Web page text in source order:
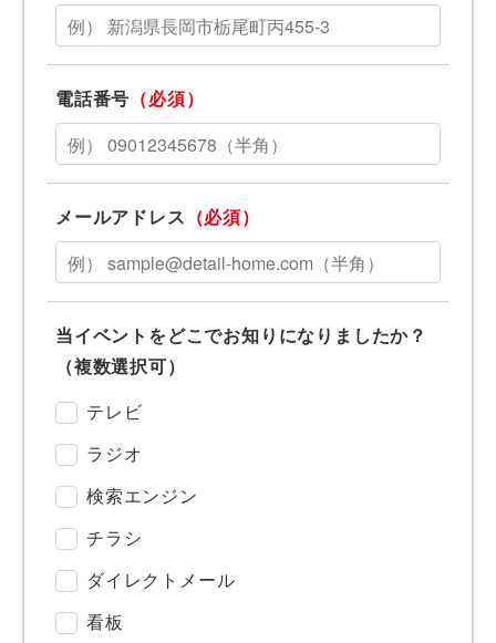
電話番号 （必須）
メールアドレス （必須）
当イベントをどこでお知りになりましたか？
（複数選択可）
テレビ
ラジオ
検索エンジン
チラシ
ダイレクトメール
看板